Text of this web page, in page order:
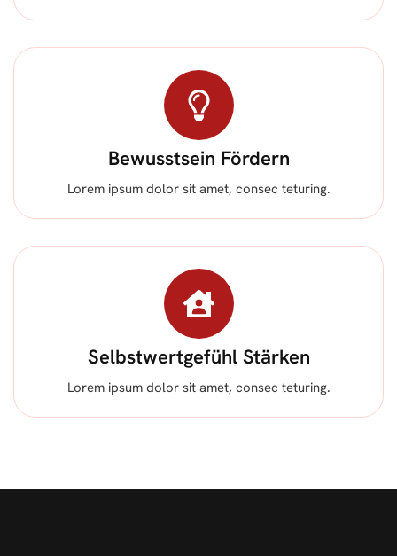
Bewusstsein Fördern
Lorem ipsum dolor sit amet, consec teturing.
Selbstwertgefühl Stärken
Lorem ipsum dolor sit amet, consec teturing.